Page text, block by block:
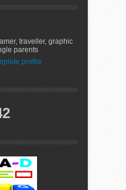
traveller, graphic
parents
profile